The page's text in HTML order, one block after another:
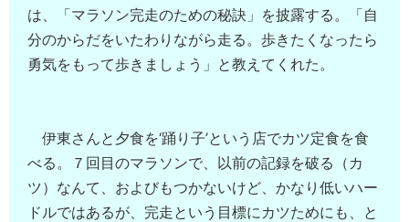
は、「マラソン完走のための秘訣」を披露する。「自
分のからだをいたわりながら走る。歩きたくなったら
勇気をもって歩きましょう」と教えてくれた。
伊東さんと夕食を‘踊り子’という店でカツ定食を食
べる。７回目のマラソンで、以前の記録を破る（カ
ツ）なんて、およびもつかないけど、かなり低いハー
ドルではあるが、完走という目標にカツためにも、と